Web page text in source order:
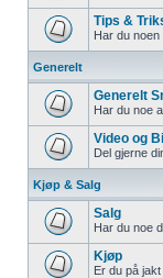
Tips &
Har du
Generelt
Generelt
Har du noe
Video og
Del gjerne
Kjøp & Salg
Salg
Har du noe
Kjøp
Er du på